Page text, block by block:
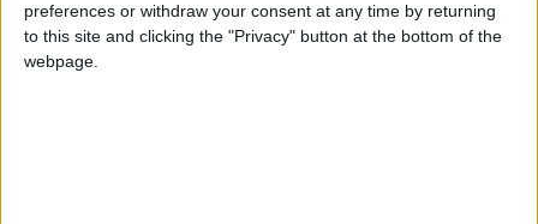
preferences or withdraw your consent at any time by returning
to this site and clicking the "Privacy" button at the bottom of the
webpage.